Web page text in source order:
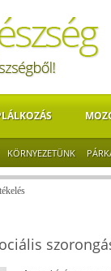
KÖRNYEZETÜNK